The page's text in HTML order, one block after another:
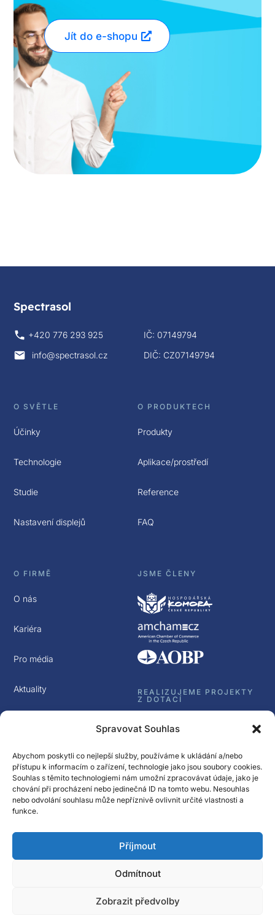
Spravovat Souhlas
Abychom poskytli co nejlepší služby, používáme k ukládání a/nebo
přístupu k informacím o zařízení, technologie jako jsou soubory cookies.
Souhlas s těmito technologiemi nám umožní zpracovávat údaje, jako je
chování při procházení nebo jedinečná ID na tomto webu. Nesouhlas
nebo odvolání souhlasu může nepříznivě ovlivnit určité vlastnosti a
funkce.
Příjmout
Odmítnout
Zobrazit předvolby
Jít do e-shopu
Spectrasol
+420 776 293 925
info@spectrasol.cz
IČ: 07149794
DIČ: CZ07149794
O SVĚTLE
Účinky
Technologie
Studie
Nastavení displejů
O PRODUKTECH
Produkty
Aplikace/prostředí
Reference
FAQ
O FIRMĚ
O nás
Kariéra
Pro média
Aktuality
JSME ČLENY
REALIZUJEME PROJEKTY
Z DOTACÍ
Sledujte nás
Přihlásit k odběru
© Spectrasol s.r.o 2017 – 2025